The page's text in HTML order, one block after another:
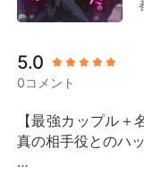
検索
人狼
マフィア
5.0
0コメント
【最強カップル
真の相手役とのハ